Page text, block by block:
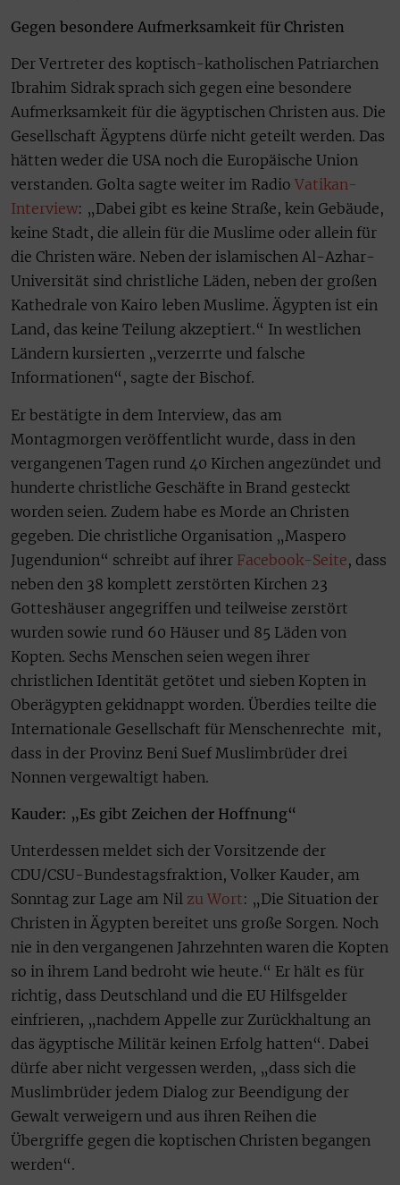
Gegen besondere Aufmerksamkeit für Christen
Der Vertreter des koptisch-katholischen Patriarchen
Ibrahim Sidrak sprach sich gegen eine besondere
Aufmerksamkeit für die ägyptischen Christen aus. Die
Gesellschaft Ägyptens dürfe nicht geteilt werden. Das
hätten weder die USA noch die Europäische Union
verstanden. Golta sagte weiter im Radio Vatikan-
Interview: „Dabei gibt es keine Straße, kein Gebäude,
keine Stadt, die allein für die Muslime oder allein für
die Christen wäre. Neben der islamischen Al-Azhar-
Universität sind christliche Läden, neben der großen
Kathedrale von Kairo leben Muslime. Ägypten ist ein
Land, das keine Teilung akzeptiert.“ In westlichen
Ländern kursierten „verzerrte und falsche
Informationen“, sagte der Bischof.
Er bestätigte in dem Interview, das am
Montagmorgen veröffentlicht wurde, dass in den
vergangenen Tagen rund 40 Kirchen angezündet und
hunderte christliche Geschäfte in Brand gesteckt
worden seien. Zudem habe es Morde an Christen
gegeben. Die christliche Organisation „Maspero
Jugendunion“ schreibt auf ihrer Facebook-Seite, dass
neben den 38 komplett zerstörten Kirchen 23
Gotteshäuser angegriffen und teilweise zerstört
wurden sowie rund 60 Häuser und 85 Läden von
Kopten. Sechs Menschen seien wegen ihrer
christlichen Identität getötet und sieben Kopten in
Oberägypten gekidnappt worden. Überdies teilte die
Internationale Gesellschaft für Menschenrechte mit,
dass in der Provinz Beni Suef Muslimbrüder drei
Nonnen vergewaltigt haben.
Kauder: „Es gibt Zeichen der Hoffnung“
Unterdessen meldet sich der Vorsitzende der
CDU/CSU-Bundestagsfraktion, Volker Kauder, am
Sonntag zur Lage am Nil zu Wort: „Die Situation der
Christen in Ägypten bereitet uns große Sorgen. Noch
nie in den vergangenen Jahrzehnten waren die Kopten
so in ihrem Land bedroht wie heute.“ Er hält es für
richtig, dass Deutschland und die EU Hilfsgelder
einfrieren, „nachdem Appelle zur Zurückhaltung an
das ägyptische Militär keinen Erfolg hatten“. Dabei
dürfe aber nicht vergessen werden, „dass sich die
Muslimbrüder jedem Dialog zur Beendigung der
Gewalt verweigern und aus ihren Reihen die
Übergriffe gegen die koptischen Christen begangen
werden“.